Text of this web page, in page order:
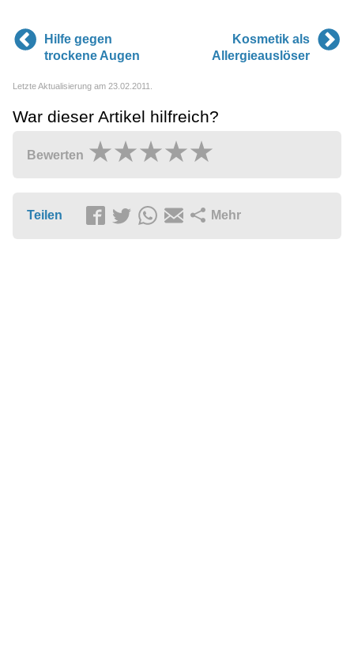
Hilfe gegen
trockene Augen
Kosmetik als
Allergieauslöser
Letzte Aktualisierung am 23.02.2011.
War dieser Artikel hilfreich?
Bewerten
Teilen Mehr